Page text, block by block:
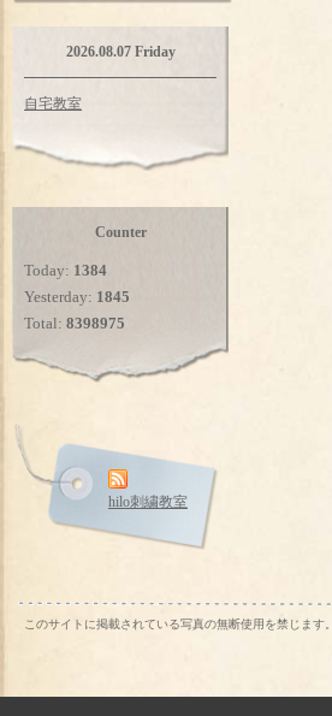
2026.08.07 Friday
自宅教室
Counter
Today: 1384
Yesterday: 1845
Total: 8398975
hilo刺繍教室
このサイトに掲載されている写真の無断使用を禁じます。